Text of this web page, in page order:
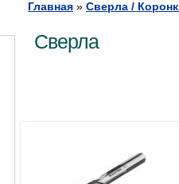
Главная » Сверла /
Сверла